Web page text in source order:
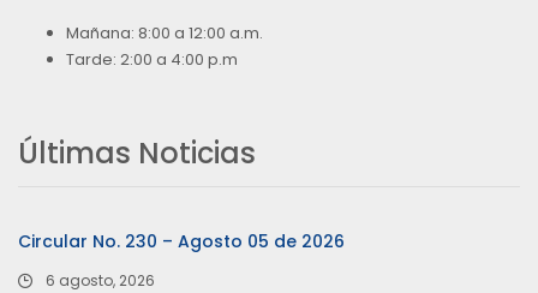
Mañana: 8:00 a 12:00 a.m.
Tarde: 2:00 a 4:00 p.m
Últimas Noticias
Circular No. 230 – Agosto 05 de 2026
6 agosto, 2026